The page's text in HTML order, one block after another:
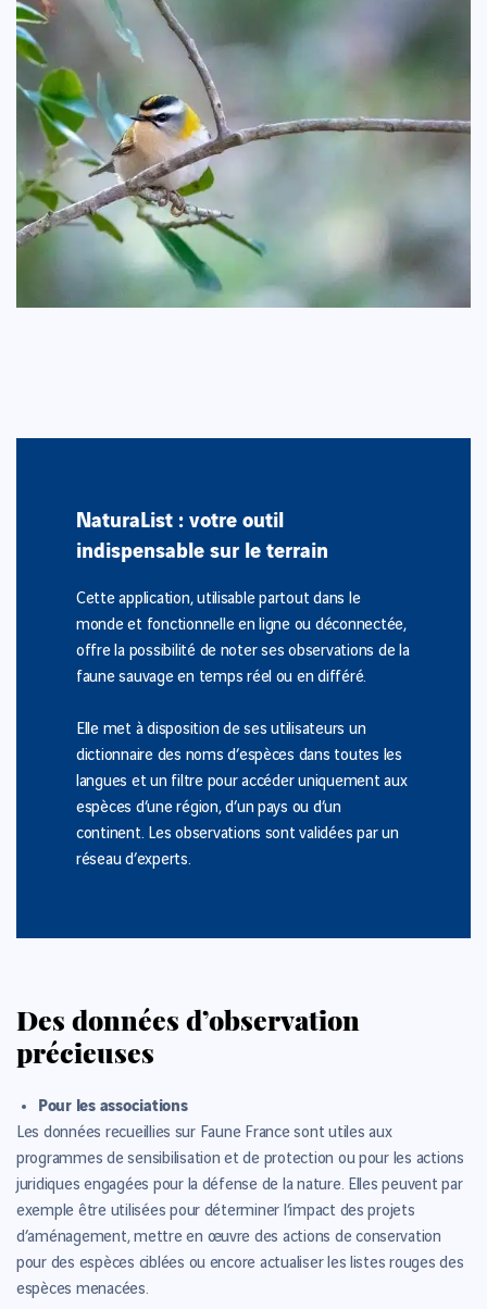
NaturaList : votre outil
indispensable sur le terrain
Cette application, utilisable partout dans le
monde et fonctionnelle en ligne ou déconnectée,
offre la possibilité de noter ses observations de la
faune sauvage en temps réel ou en différé.
Elle met à disposition de ses utilisateurs un
dictionnaire des noms d’espèces dans toutes les
langues et un filtre pour accéder uniquement aux
espèces d’une région, d’un pays ou d’un
continent. Les observations sont validées par un
réseau d’experts.
Des données d’observation
précieuses
Pour les associations
Les données recueillies sur Faune France sont utiles aux
programmes de sensibilisation et de protection ou pour les actions
juridiques engagées pour la défense de la nature. Elles peuvent par
exemple être utilisées pour déterminer l’impact des projets
d’aménagement, mettre en œuvre des actions de conservation
pour des espèces ciblées ou encore actualiser les listes rouges des
espèces menacées.